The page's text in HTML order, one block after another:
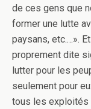
de ces gens que
former une lutte
paysans, etc.…».
proprement dite
lutter pour les
seulement pour
tous les exploités